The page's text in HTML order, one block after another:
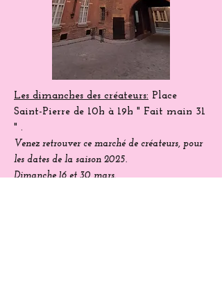
Les dimanches des créateurs: